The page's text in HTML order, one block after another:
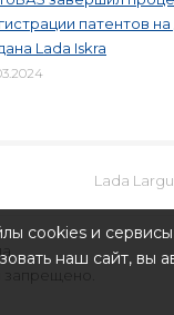
патентов на
Lada Iskra
Lada
cookies и
наш сайт, вы